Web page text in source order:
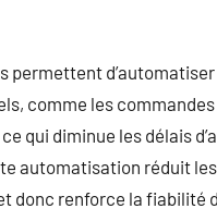
permettent
comme les
qui diminue les délais
automatisation réduit
donc renforce la fiabilité